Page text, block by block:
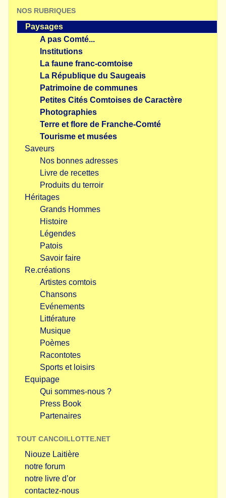
NOS RUBRIQUES
Paysages
A pas Comté...
Institutions
La faune franc-comtoise
La République du Saugeais
Patrimoine de communes
Petites Cités Comtoises de Caractère
Photographies
Terre et flore de Franche-Comté
Tourisme et musées
Saveurs
Nos bonnes adresses
Livre de recettes
Produits du terroir
Héritages
Grands Hommes
Histoire
Légendes
Patois
Savoir faire
Re.créations
Artistes comtois
Chansons
Evénements
Littérature
Musique
Poèmes
Racontotes
Sports et loisirs
Equipage
Qui sommes-nous ?
Press Book
Partenaires
TOUT CANCOILLOTTE.NET
Niouze Laitière
notre forum
notre livre d’or
contactez-nous